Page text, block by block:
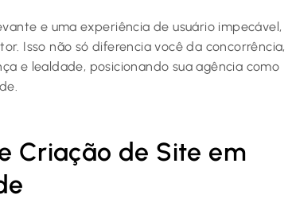
e uma experiência de usuário impecável,
Isso não só diferencia você da concorrência,
e lealdade, posicionando sua agência como
Criação de Site em